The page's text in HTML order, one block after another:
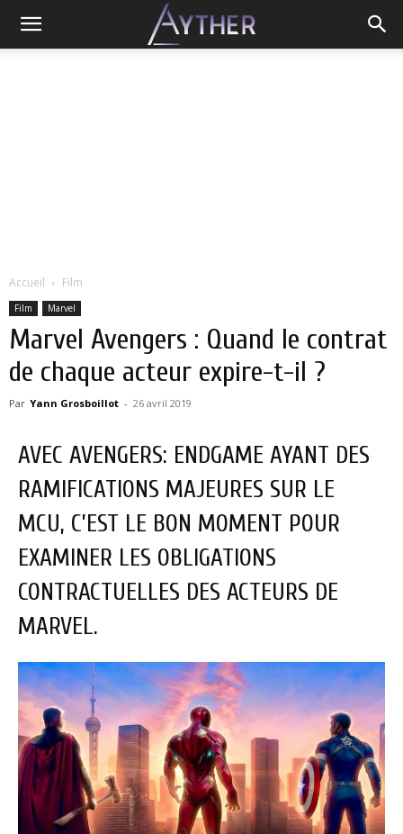
Accueil Film
Film Marvel
Marvel Avengers : Quand le contrat
de chaque acteur expire-t-il ?
Par Yann Grosboillot - 26 avril 2019
AVEC AVENGERS: ENDGAME AYANT DES
RAMIFICATIONS MAJEURES SUR LE
MCU, C’EST LE BON MOMENT POUR
EXAMINER LES OBLIGATIONS
CONTRACTUELLES DES ACTEURS DE
MARVEL.